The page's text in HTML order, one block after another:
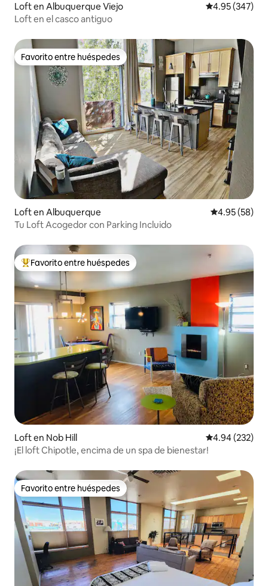
Loft en Albuquerque Viejo Calificación
4.95 (347)
Loft en el casco antiguo
Favorito entre huéspedes
Favorito entre huéspedes
Loft en Albuquerque Calificación
4.95 (58)
Tu Loft Acogedor con Parking Incluido
De los mejores en Favorito entre huéspedes
Favorito entre huéspedes
Loft en Nob Hill Calificación
4.94 (232)
¡El loft Chipotle, encima de un spa de bienestar!
Favorito entre huéspedes
Favorito entre huéspedes